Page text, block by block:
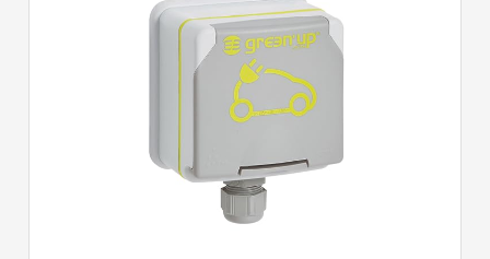
européenne IEC 62196 et convient à tous les EV et
PHEV avec type 2 et CCS2. Convient aux modèles
Y/3/S/X, i3, iX, ID.3, ID.4, ID.5, E-Tron, ZOE, Kona, Leaf,
【Qualité Solide et Fiable】Résistant à l'eau - IP54,
électrique, résistant à l'usure et à la flexion. Testé avec
10,000 cycles d'insertion et une capacité de charge de 2
tonnes et un test de chute d'un mètre, évitant les risques